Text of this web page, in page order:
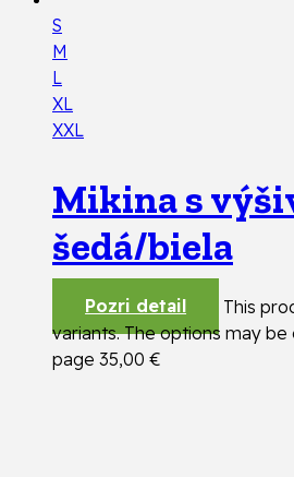
S
M
L
XL
XXL
Mikina s
šedá/biela
Pozri detail
This
variants. The options may
page 35,00 €